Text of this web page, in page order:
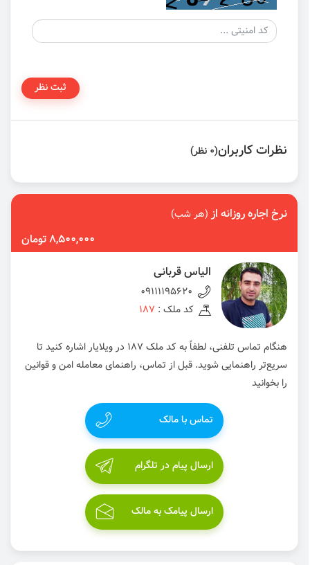
ثبت نظر
نظرات کاربران(0 نظر)
نرخ اجاره روزانه از(هر شب)
8,500,000 تومان
الیاس قربانی
09111195620
کد ملک : 187
هنگام تماس تلفنی، لطفاً به کد ملک 187 در ویلایار اشاره کنید تا
سریع‌تر راهنمایی شوید. قبل از تماس، راهنمای معامله امن و قوانین
را بخوانید
تماس با مالک
ارسال پیام در تلگرام
ارسال پیامک به مالک